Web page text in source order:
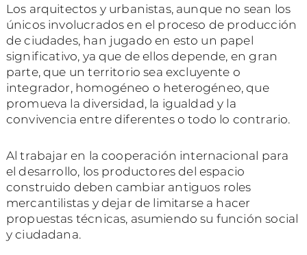
Los arquitectos y urbanistas, aunque no sean los
únicos involucrados en el proceso de producción
de ciudades, han jugado en esto un papel
significativo, ya que de ellos depende, en gran
parte, que un territorio sea excluyente o
integrador, homogéneo o heterogéneo, que
promueva la diversidad, la igualdad y la
convivencia entre diferentes o todo lo contrario.
Al trabajar en la cooperación internacional para
el desarrollo, los productores del espacio
construido deben cambiar antiguos roles
mercantilistas y dejar de limitarse a hacer
propuestas técnicas, asumiendo su función social
y ciudadana.